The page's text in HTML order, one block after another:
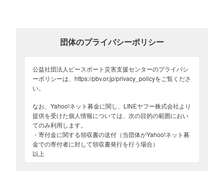
床下浸水の対応について臨時講習会を開催（2026年6月30日、薩摩川内市災害
ボランティアセンター）
団体のプライバシーポリシー
公益社団法人ピースボート災害支援センターのプライバシ
ーポリシーは、https://pbv.or.jp/privacy_policyをご覧くださ
い。
なお、Yahoo!ネット募金に関し、LINEヤフー株式会社より
提供を受けた個人情報については、次の目的の範囲におい
てのみ利用します。
・寄付金に関する領収書の送付（当団体がYahoo!ネット募
金での寄付者に対して領収書発行を行う場合）
以上